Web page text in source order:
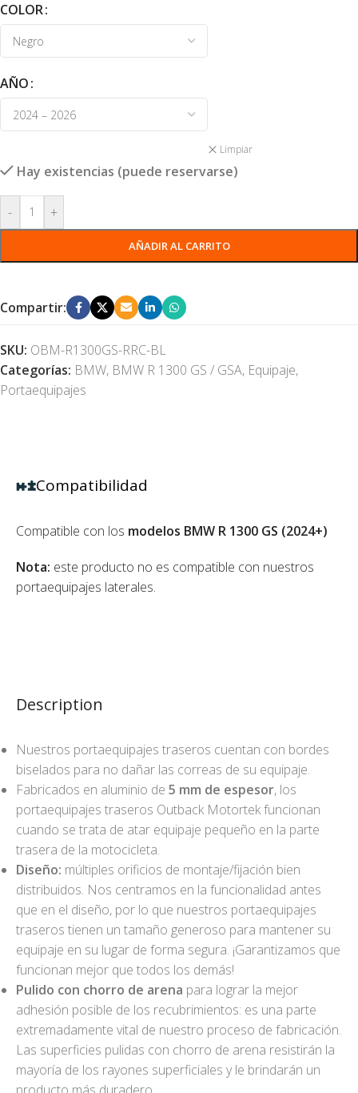
COLOR
AÑO
Limpiar
Hay existencias (puede reservarse)
- +
AÑADIR AL CARRITO
Compartir:
SKU: OBM-R1300GS-RRC-BL
Categorías: BMW, BMW R 1300 GS / GSA, Equipaje,
Portaequipajes
Description
Nuestros portaequipajes traseros cuentan con bordes
biselados para no dañar las correas de su equipaje.
Fabricados en aluminio de 5 mm de espesor, los
portaequipajes traseros Outback Motortek funcionan
cuando se trata de atar equipaje pequeño en la parte
trasera de la motocicleta.
Diseño: múltiples orificios de montaje/fijación bien
distribuidos. Nos centramos en la funcionalidad antes
que en el diseño, por lo que nuestros portaequipajes
traseros tienen un tamaño generoso para mantener su
equipaje en su lugar de forma segura. ¡Garantizamos que
funcionan mejor que todos los demás!
Pulido con chorro de arena para lograr la mejor
adhesión posible de los recubrimientos: es una parte
extremadamente vital de nuestro proceso de fabricación.
Las superficies pulidas con chorro de arena resistirán la
mayoría de los rayones superficiales y le brindarán un
Compatibilidad
Compatible con los modelos BMW R 1300 GS (2024+)
Nota: este producto no es compatible con nuestros
portaequipajes laterales.